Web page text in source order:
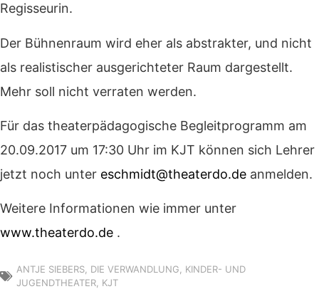
Regisseurin.
Der Bühnenraum wird eher als abstrakter, und nicht
als realistischer ausgerichteter Raum dargestellt.
Mehr soll nicht verraten werden.
Für das theaterpädagogische Begleitprogramm am
20.09.2017 um 17:30 Uhr im KJT können sich Lehrer
jetzt noch unter eschmidt@theaterdo.de anmelden.
Weitere Informationen wie immer unter
www.theaterdo.de .
ANTJE SIEBERS DIE VERWANDLUNG
KINDER- UND
JUGENDTHEATER KJT